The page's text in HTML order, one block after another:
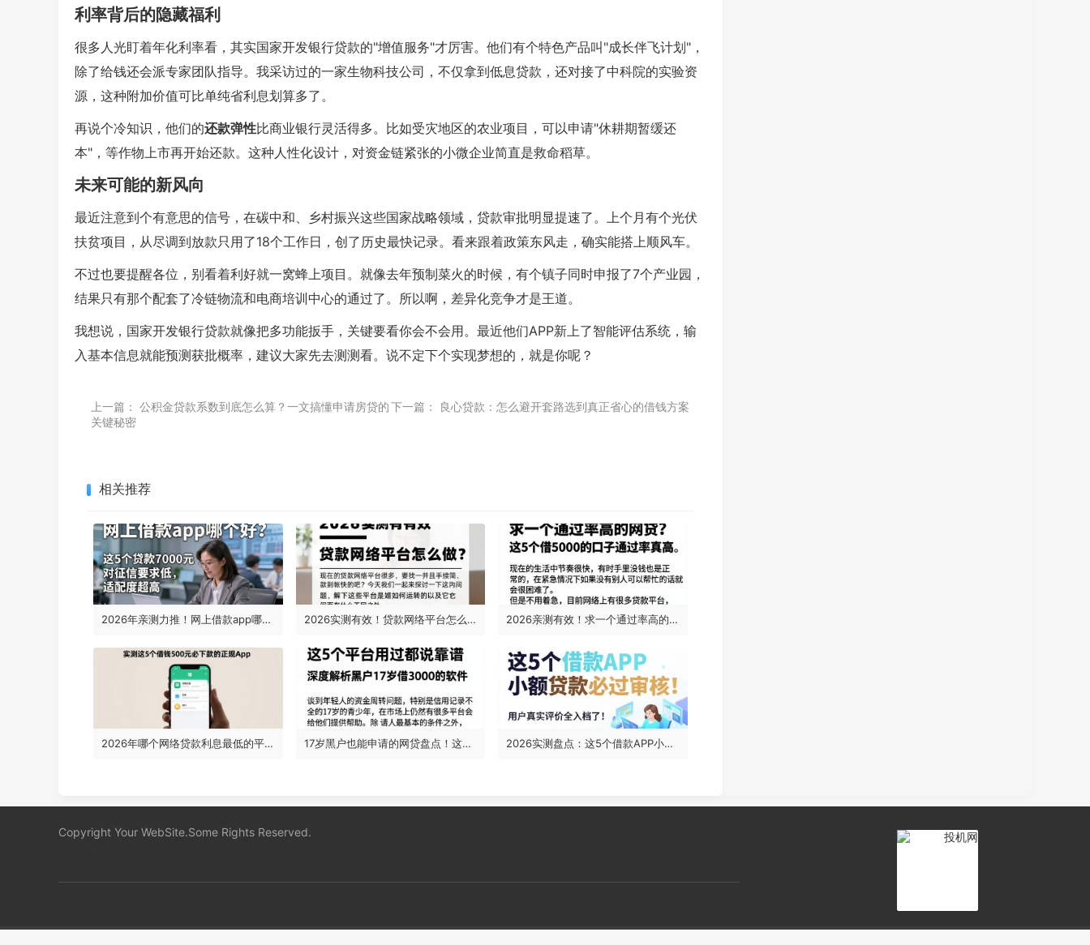
利率背后的隐藏福利
很多人光盯着年化利率看，其实国家开发银行贷款的"增值服务"才厉害。他们有个特色产品叫"成长伴飞计划"，
除了给钱还会派专家团队指导。我采访过的一家生物科技公司，不仅拿到低息贷款，还对接了中科院的实验资
源，这种附加价值可比单纯省利息划算多了。
再说个冷知识，他们的还款弹性比商业银行灵活得多。比如受灾地区的农业项目，可以申请"休耕期暂缓还
本"，等作物上市再开始还款。这种人性化设计，对资金链紧张的小微企业简直是救命稻草。
未来可能的新风向
最近注意到个有意思的信号，在碳中和、乡村振兴这些国家战略领域，贷款审批明显提速了。上个月有个光伏
扶贫项目，从尽调到放款只用了18个工作日，创了历史最快记录。看来跟着政策东风走，确实能搭上顺风车。
不过也要提醒各位，别看着利好就一窝蜂上项目。就像去年预制菜火的时候，有个镇子同时申报了7个产业园，
结果只有那个配套了冷链物流和电商培训中心的通过了。所以啊， 差异化竞争才是王道。
我想说，国家开发银行贷款就像把多功能扳手，关键要看你会不会用。最近他们APP新上了智能评估系统，输
入基本信息就能预测获批概率，建议大家先去测测看。说不定下个实现梦想的，就是你呢？
上一篇： 公积金贷款系数到底怎么算？一文搞懂申请房贷的
关键秘密
下一篇： 良心贷款：怎么避开套路选到真正省心的借钱方案
相关推荐
2026年亲测力推！网上借款app哪个好？这5个贷款7000元对征信要求低、适配度超高 2026实测有效！贷款网络平台怎么做？这5个对资质要求不高的平台，轻松贷1000 2026亲测有效！求一个通过率高的网贷？这5个借5000的口子通过率真高
2026年哪个网络贷款利息最低的平台？实测这5个借钱500元必下款的正规app 17岁黑户也能申请的网贷盘点！这5个平台用过都说靠谱，深度解析黑户17岁借3000的软件 2026实测盘点：这5个借款APP小额贷款必过审核，用户真实评价全入档了！
Copyright Your WebSite.Some Rights Reserved.